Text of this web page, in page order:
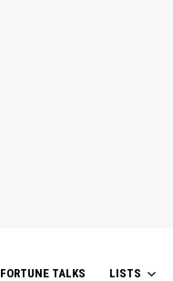
FORTUNE TALKS LISTS